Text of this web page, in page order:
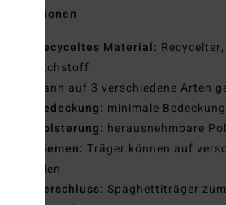
Funktionen
Recyceltes Material:
Stretchstoff
Kann auf 3 verschiedene Arten
Bedeckung: minimale Bedeckung
Polsterung: herausnehmbare
Riemen:Träger können auf
werden
Verschluss: Spaghettiträger